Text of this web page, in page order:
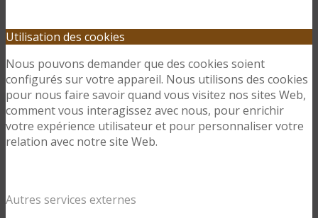
Utilisation des cookies
Nous pouvons demander que des cookies soient
configurés sur votre appareil. Nous utilisons des cookies
pour nous faire savoir quand vous visitez nos sites Web,
comment vous interagissez avec nous, pour enrichir
votre expérience utilisateur et pour personnaliser votre
relation avec notre site Web.
Autres services externes